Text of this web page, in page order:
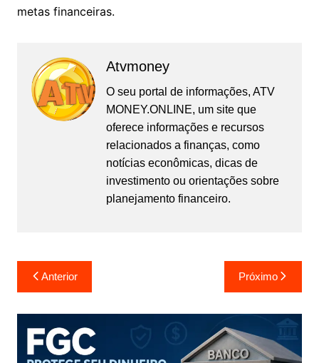
metas financeiras.
Atvmoney
O seu portal de informações, ATV
MONEY.ONLINE, um site que
oferece informações e recursos
relacionados a finanças, como
notícias econômicas, dicas de
investimento ou orientações sobre
planejamento financeiro.
Navegação
de
Post
Anterior Próximo